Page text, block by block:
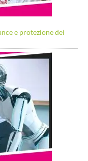
e protezione dei